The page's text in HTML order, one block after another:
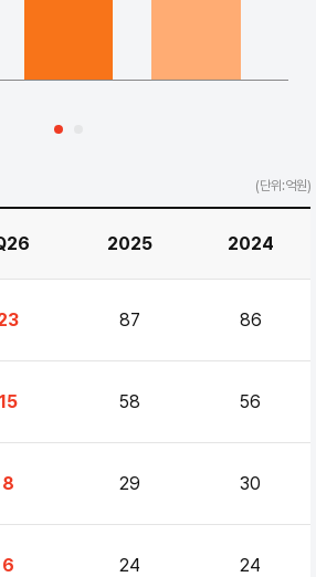
(단위:억원)
2025 2024
87 86
15 58 56
8 29 30
6 24 24